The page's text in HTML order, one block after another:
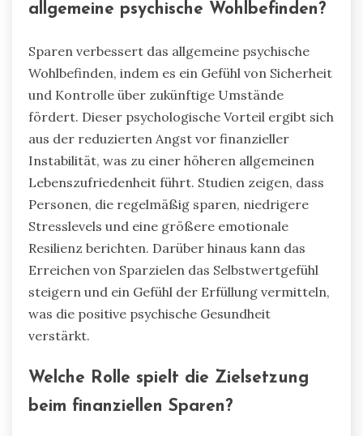
allgemeine psychische Wohlbefinden?
Sparen verbessert das allgemeine psychische
Wohlbefinden, indem es ein Gefühl von Sicherheit
und Kontrolle über zukünftige Umstände
fördert. Dieser psychologische Vorteil ergibt sich
aus der reduzierten Angst vor finanzieller
Instabilität, was zu einer höheren allgemeinen
Lebenszufriedenheit führt. Studien zeigen, dass
Personen, die regelmäßig sparen, niedrigere
Stresslevels und eine größere emotionale
Resilienz berichten. Darüber hinaus kann das
Erreichen von Sparzielen das Selbstwertgefühl
steigern und ein Gefühl der Erfüllung vermitteln,
was die positive psychische Gesundheit
verstärkt.
Welche Rolle spielt die Zielsetzung
beim finanziellen Sparen?